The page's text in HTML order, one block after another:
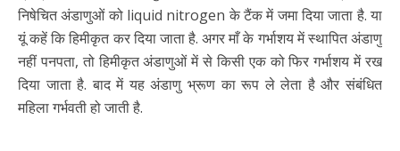
निषेचित अंडाणुओं को liquid nitrogen के टैंक में जमा दिया जाता है. या
यूं कहें कि हिमीकृत कर दिया जाता है. अगर माँ के गर्भाशय में स्थापित अंडाणु
नहीं पनपता, तो हिमीकृत अंडाणुओं में से किसी एक को फिर गर्भाशय में रख
दिया जाता है. बाद में यह अंडाणु भ्रूण का रूप ले लेता है और संबंधित
महिला गर्भवती हो जाती है.